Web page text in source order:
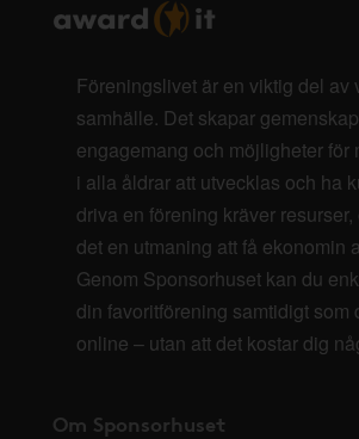
Föreningslivet är en viktig del av
samhälle. Det skapar
engagemang och möjligheter för
i alla åldrar att utvecklas och ha
driva en förening kräver
det en utmaning att få ekonomin
Genom Sponsorhuset kan du
din favoritförening samtidigt som
online – utan att det kostar dig
Om Sponsorhuset